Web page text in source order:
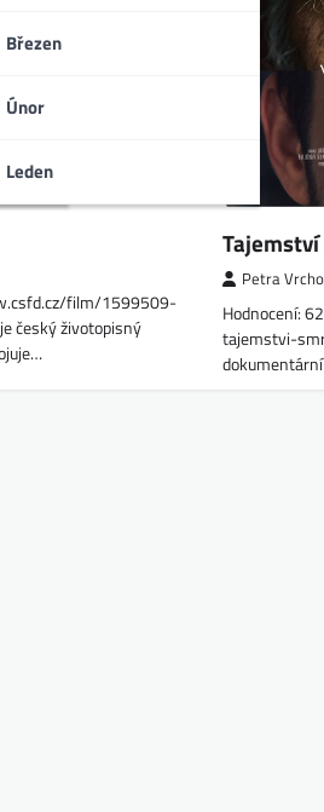
Březen
Únor
Leden
film/1599509-
český životopisný
Petra
Hodnocení:
tajemstvi-